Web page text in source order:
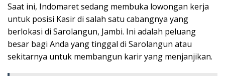
Saat ini, Indomaret sedang membuka lowongan kerja
untuk posisi Kasir di salah satu cabangnya yang
berlokasi di Sarolangun, Jambi. Ini adalah peluang
besar bagi Anda yang tinggal di Sarolangun atau
sekitarnya untuk membangun karir yang menjanjikan.